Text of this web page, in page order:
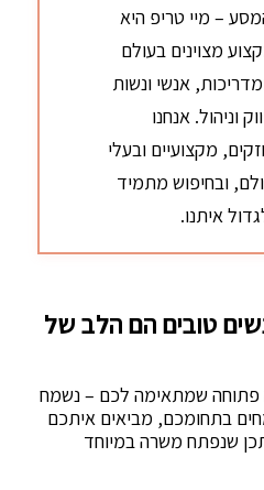
– מיי טריפ היא
מצוינים בעולם
אנשי ונשות
וניהול. אנחנו
מקצועיים ובעלי
ובחיפוש מתמיד
איתנו.
טובים הם הלב של
פתוחה שמתאימה לכם – נשמח
בתחומכם, מביאים איתכם
שנפתח משרה במיוחד